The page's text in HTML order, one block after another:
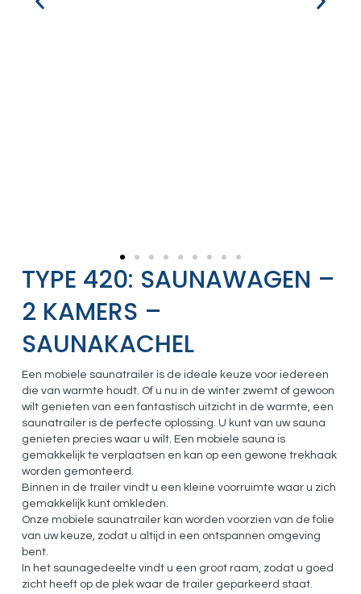
TYPE 420: SAUNAWAGEN –
2 KAMERS –
SAUNAKACHEL
Een mobiele saunatrailer is de ideale keuze voor iedereen
die van warmte houdt. Of u nu in de winter zwemt of gewoon
wilt genieten van een fantastisch uitzicht in de warmte, een
saunatrailer is de perfecte oplossing. U kunt van uw sauna
genieten precies waar u wilt. Een mobiele sauna is
gemakkelijk te verplaatsen en kan op een gewone trekhaak
worden gemonteerd.
Binnen in de trailer vindt u een kleine voorruimte waar u zich
gemakkelijk kunt omkleden.
Onze mobiele saunatrailer kan worden voorzien van de folie
van uw keuze, zodat u altijd in een ontspannen omgeving
bent.
In het saunagedeelte vindt u een groot raam, zodat u goed
zicht heeft op de plek waar de trailer geparkeerd staat.